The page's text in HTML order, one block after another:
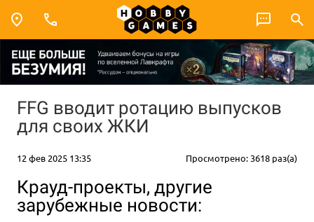
FFG вводит ротацию выпусков
для своих ЖКИ
12 фев 2025 13:35 Просмотрено: 3618 раз(а)
Крауд-проекты, другие
зарубежные новости: